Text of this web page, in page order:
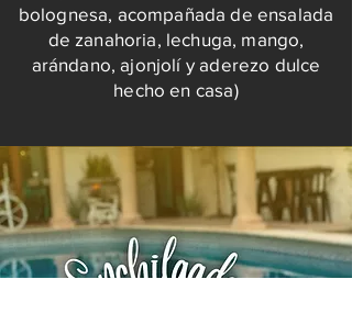
bolognesa, acompañada de ensalada
de zanahoria, lechuga, mango,
arándano, ajonjolí y aderezo dulce
hecho en casa)